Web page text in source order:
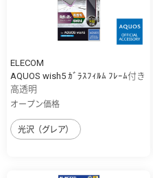
ELECOM
AQUOS wish5 ｶﾞﾗｽﾌｨﾙﾑ ﾌﾚｰﾑ付き
高透明
オープン価格
光沢（グレア）